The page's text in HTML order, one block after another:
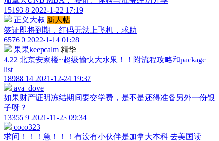
15193 8 2022-1-22 17:19
正义大叔 新人帖
签证即将到期，红码无法上飞机，求助
6576 0 2022-1-14 01:28
果果keepcalm 精华
4.22 北京安家楼~超级愉快大水果！！附流程攻略和package
list
18988 14 2021-12-24 19:37
ava_dove
如果财产证明冻结期间要交学费，是不是还得准备另外一份银
子呀？
13355 9 2021-11-23 09:34
coco323
求问！！！急！！！有没有小伙伴是加拿大本科 去美国读